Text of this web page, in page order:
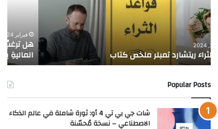
الماليِّ
وبلوغِ
أهدافكَ
الماليةِ
بثقةٍ
ويسر؟
فبراير 24, 2024
هل ترغبُ في تحقيقِ الاستقرارِ الماليِّ وبلوغِ أهدافكَ
الماليةِ بثقةٍ ويسر؟
Popular Posts
شات جي بي تي 4 أو: ثورة شاملة في عالم الذكاء
الاصطناعي – نسخة مُحسّنة